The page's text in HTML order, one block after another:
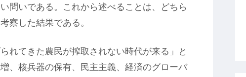
問いである。これから述べることは、どちら
察した結果である。
れてきた農民が搾取されない時代が来る」と
、核兵器の保有、民主主義、経済のグローバ